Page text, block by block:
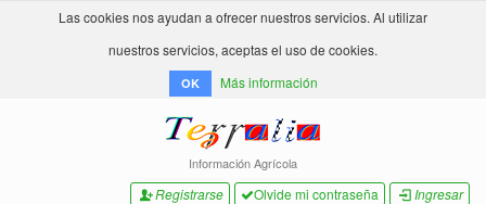
Las cookies nos ayudan a ofrecer nuestros servicios. Al utilizar
nuestros servicios, aceptas el uso de cookies.
OK Más información
Información Agrícola
Registrarse Olvide mi contraseña Ingresar